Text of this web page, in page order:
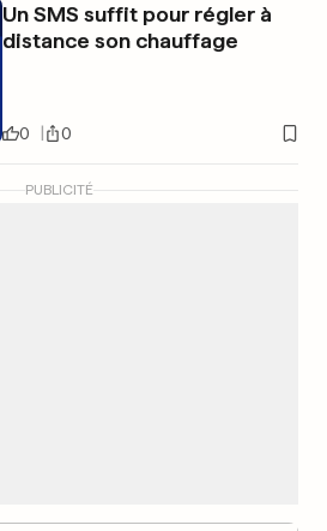
Un SMS suffit pour régler à
distance son chauffage
0 0
PUBLICITÉ